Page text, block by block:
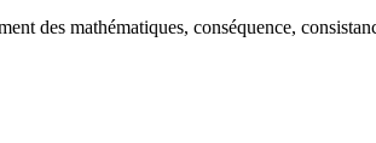
des mathématiques, conséquence,